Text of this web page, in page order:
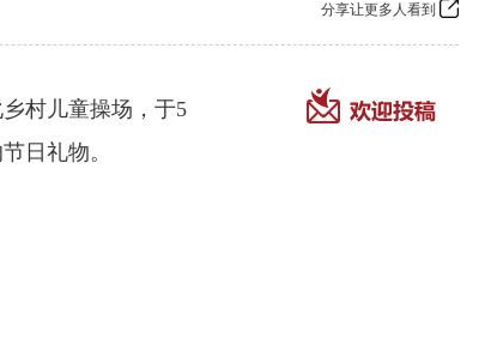
分享让更多人看到
村儿童操场，于5
日礼物。